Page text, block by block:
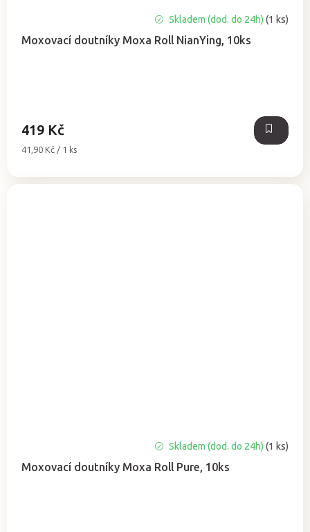
Moxovací doutníky Moxa Roll NianYing, 10ks
Skladem (dod. do 24h) (1 ks)
419 Kč
Měrná
41,90 Kč / 1 ks
Moxovací doutníky Moxa Roll Pure, 10ks
Skladem (dod. do 24h) (1 ks)